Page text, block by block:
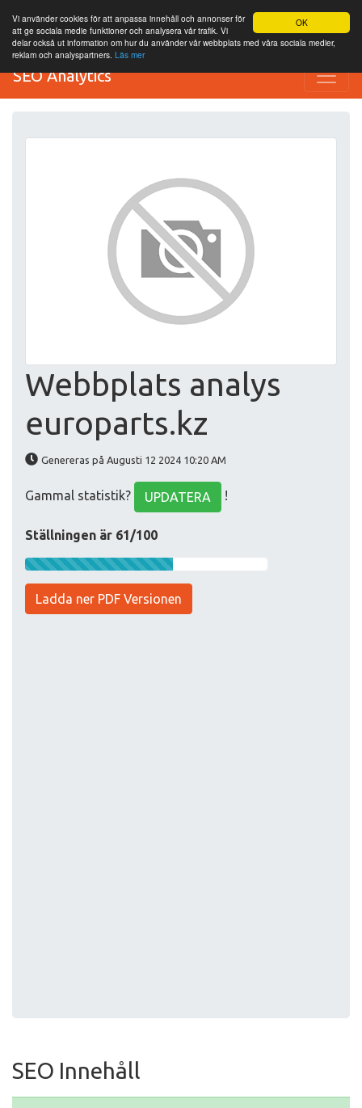
OK
Vi använder cookies för att anpassa innehåll och annonser för
att ge sociala medie funktioner och analysera vår trafik. Vi
delar också ut information om hur du använder vår webbplats med våra sociala medier,
reklam och analyspartners. Läs mer
SEO Analytics
Webbplats analys
europarts.kz
Genereras på Augusti 12 2024 10:20 AM
Gammal statistik? UPDATERA !
Ställningen är 61/100
Ladda ner PDF Versionen
SEO Innehåll